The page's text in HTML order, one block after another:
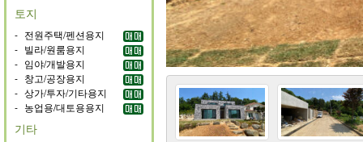
토지
- 전원주택/펜션용지
- 빌라/원룸용지
- 임야/개발용지
- 창고/공장용지
- 상가/투자/기타용지
- 농업용/대토용용지
기타